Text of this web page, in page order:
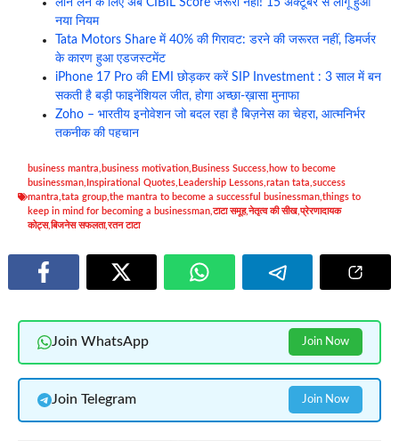
नया नियम
Tata Motors Share में 40% की गिरावट: डरने की जरूरत नहीं, डिमर्जर
के कारण हुआ एडजस्टमेंट
iPhone 17 Pro की EMI छोड़कर करें SIP Investment : 3 साल में बन
सकती है बड़ी फाइनेंशियल जीत, होगा अच्छा-ख़ासा मुनाफा
Zoho – भारतीय इनोवेशन जो बदल रहा है बिज़नेस का चेहरा, आत्मनिर्भर
तकनीक की पहचान
business mantra business motivation Business Success how to become
businessman Inspirational Quotes Leadership Lessons ratan tata success
mantra tata group the mantra to become a successful businessman things to
keep in mind for becoming a businessman,टाटा समूह,नेतृत्व की सीख,प्रेरणादायक
कोट्स,बिजनेस सफलता,रतन टाटा
Join WhatsApp Join Now
Join Telegram Join Now